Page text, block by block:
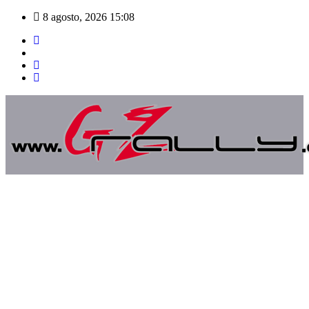
Saltar
contenido
8 agosto, 2026 15:08